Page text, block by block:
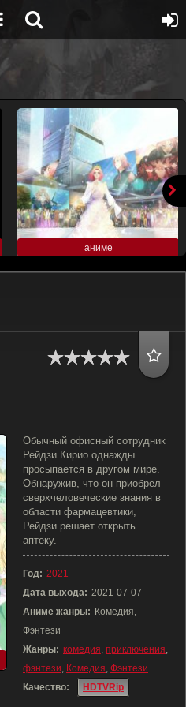
аниме
Обычный офисный сотрудник
Рейдзи Кирио однажды
просыпается в другом мире.
Обнаружив, что он приобрел
сверхчеловеческие знания в
области фармацевтики,
Рейдзи решает открыть
аптеку.
Год: 2021
Дата выхода: 2021-07-07
Аниме жанры: Комедия,
Фэнтези
Жанры: комедия, приключения,
фэнтези, Комедия, Фэнтези
Качество:
HDTVRip